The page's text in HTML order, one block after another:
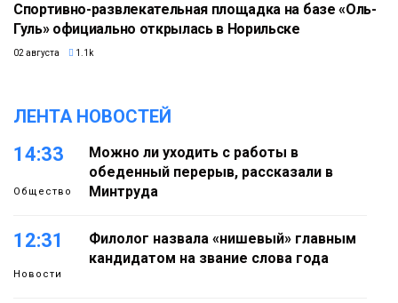
Спортивно-развлекательная площадка на базе «Оль-
Гуль» официально открылась в Норильске
02 августа 1.1k
ЛЕНТА НОВОСТЕЙ
14:33
Общество
Можно ли уходить с работы в
обеденный перерыв, рассказали в
Минтруда
12:31
Новости
Филолог назвала «нишевый» главным
кандидатом на звание слова года